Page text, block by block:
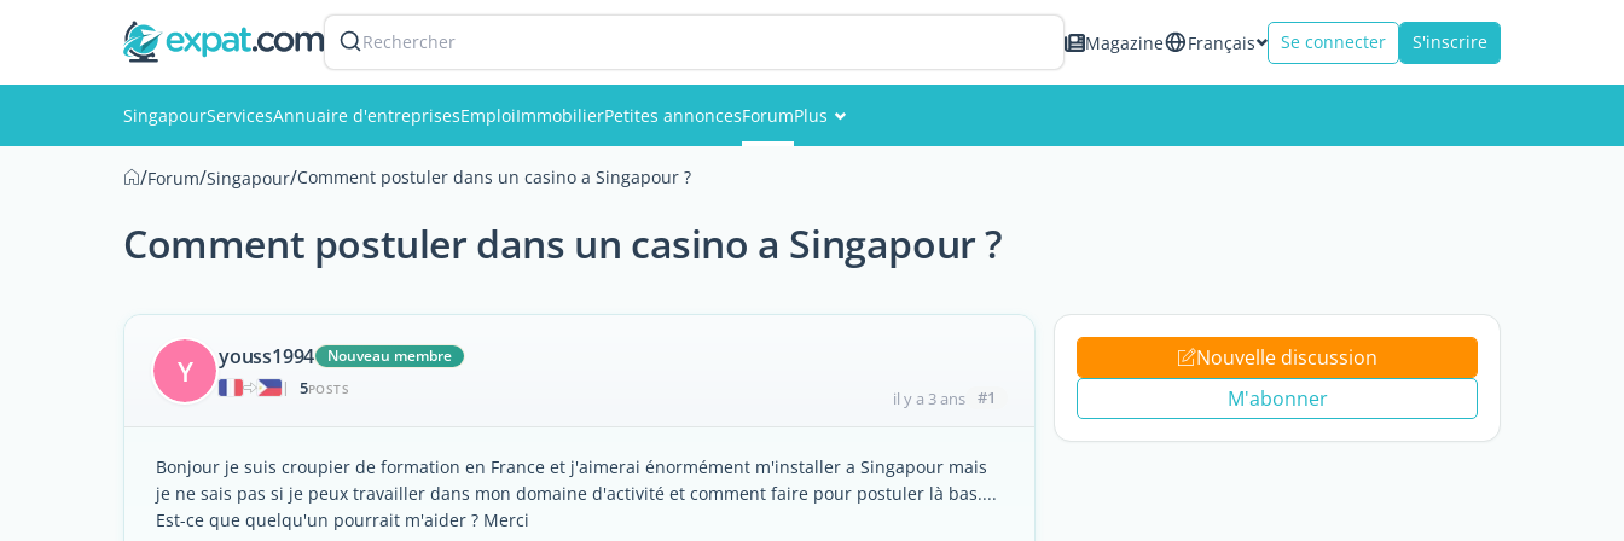
Rechercher Magazine Français Se connecter S'inscrire
SingapourServicesAnnuaire d'entreprisesEmploiImmobilierPetites annoncesForumPlus
Membres
/Forum/Singapour/Comment postuler dans un casino a Singapour ?
Comment postuler dans un casino a Singapour ?
Y youss1994
Nouveau membre
|
5POSTS il y a 3 ans #1
Bonjour je suis croupier de formation en France et j'aimerai énormément m'installer a Singapour mais
je ne sais pas si je peux travailler dans mon domaine d'activité et comment faire pour postuler là bas....
Est-ce que quelqu'un pourrait m'aider ? Merci
Nouvelle discussion
M'abonner